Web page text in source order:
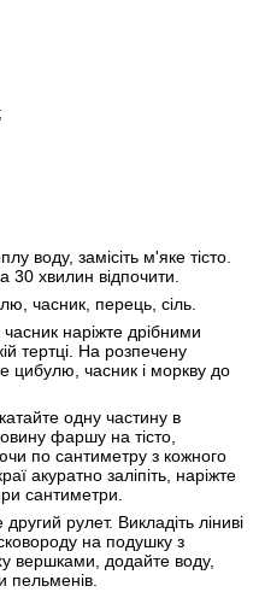
воду, замісіть м'яке тісто.
30 хвилин відпочити.
часник, перець, сіль.
наріжте дрібними
тертці. На розпечену
цибулю, часник і моркву до
одну частину в
фаршу на тісто,
по сантиметру з кожного
акуратно заліпіть, наріжте
сантиметри.
рулет. Викладіть ліниві
на подушку з
вершками, додайте воду,
пельменів.